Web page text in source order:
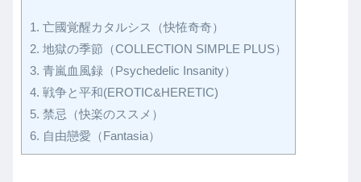
1. 亡國覚醒カタルシス（快恠奇奇）
2. 地獄の季節（COLLECTION SIMPLE PLUS）
3. 青嵐血風録（Psychedelic Insanity）
4. 戦争と平和(EROTIC&HERETIC)
5. 禁忌（快楽のススメ）
6. 自由戀愛（Fantasia）